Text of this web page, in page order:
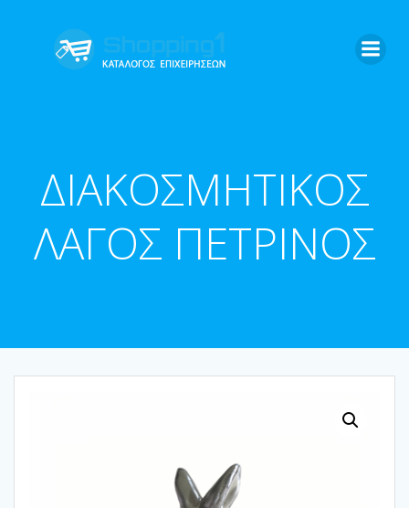
ΔΙΑΚΟΣΜΗΤΙΚΟΣ
ΛΑΓΟΣ ΠΕΤΡΙΝΟΣ